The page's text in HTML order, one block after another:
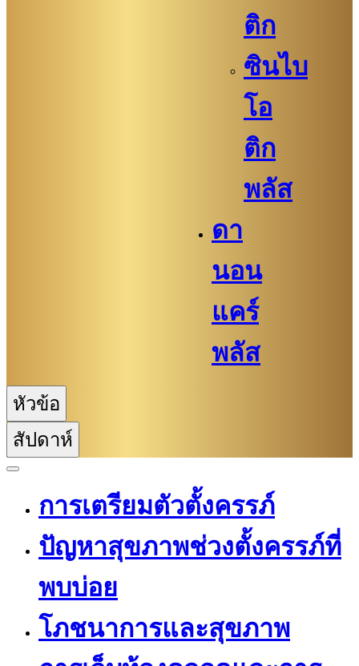
ติก
ซินไบ
โอ
ติก
พลัส
ดา
นอน
แคร์
พลัส
หัวข้อ
สัปดาห์
การเตรียมตัวตั้งครรภ์
ปัญหาสุขภาพช่วงตั้งครรภ์ที่
พบบ่อย
โภชนาการและสุขภาพ